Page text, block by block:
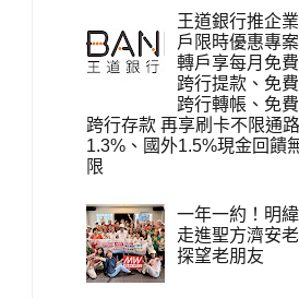
王道銀行推企
戶限時優惠專
轉戶享每月免
跨行提款、免
跨行轉帳、免
跨行存款 再享刷卡不限通
1.3%、國外1.5%現金回饋
限
一年一約！明
走進聖方濟安
探望老朋友